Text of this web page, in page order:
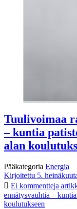
Tuulivoimaa
– kuntia
alan
Pääkategoria Energia
Kirjoitettu 5.
Ei kommentteja
ennätysvauhtia –
koulutukseen